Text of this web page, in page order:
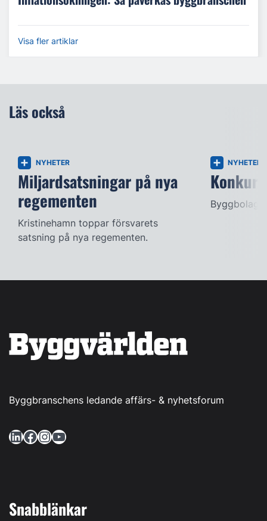
Visa fler artiklar
Läs också
NYHETER
Miljardsatsningar på nya
regementen
Kristinehamn toppar försvarets
satsning på nya regementen.
NYHETER
Byggbolag
Byggbranschens ledande affärs- & nyhetsforum
LinkedIn Facebook InstagramYouTube
Snabblänkar